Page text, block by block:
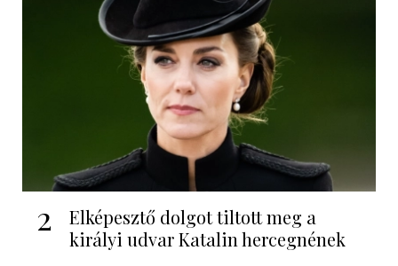
2
Elképesztő dolgot tiltott meg a
királyi udvar Katalin hercegnének